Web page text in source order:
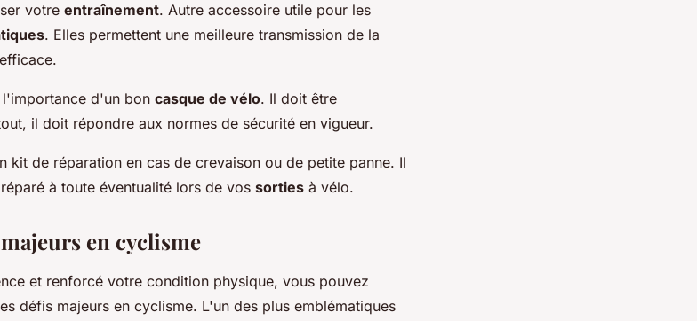
votre entraînement. Autre accessoire utile pour les
. Elles permettent une meilleure transmission de la
d'un bon casque de vélo. Il doit être
il doit répondre aux normes de sécurité en vigueur.
kit de réparation en cas de crevaison ou de petite panne. Il
à toute éventualité lors de vos sorties à vélo.
en cyclisme
et renforcé votre condition physique, vous pouvez
défis majeurs en cyclisme. L'un des plus emblématiques